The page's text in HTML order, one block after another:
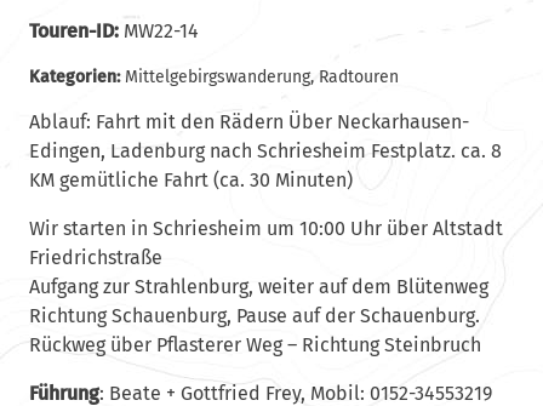
Touren-ID:MW22-14
Kategorien: Mittelgebirgswanderung, Radtouren
Ablauf: Fahrt mit den Rädern Über Neckarhausen-
Edingen, Ladenburg nach Schriesheim Festplatz. ca. 8
KM gemütliche Fahrt (ca. 30 Minuten)
Wir starten in Schriesheim um 10:00 Uhr über Altstadt
Friedrichstraße
Aufgang zur Strahlenburg, weiter auf dem Blütenweg
Richtung Schauenburg, Pause auf der Schauenburg.
Rückweg über Pflasterer Weg – Richtung Steinbruch
Führung: Beate + Gottfried Frey, Mobil: 0152-34553219